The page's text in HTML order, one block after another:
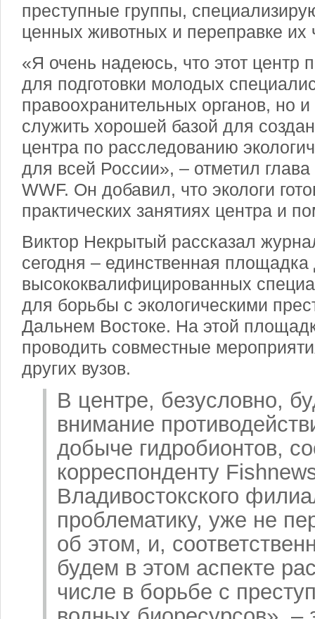
преступные группы,
ценных животных и переправке их
«Я очень надеюсь, что этот центр
для подготовки молодых
правоохранительных органов, но и
служить хорошей базой для
центра по расследованию
для всей России», – отметил
WWF. Он добавил, что экологи
практических занятиях центра и
Виктор Некрытый рассказал
сегодня – единственная площадка
высококвалифицированных
для борьбы с экологическими
Дальнем Востоке. На этой
проводить совместные
других вузов.
В центре, безусловно,
внимание
добыче гидробионтов,
корреспонденту
Владивостокского
проблематику, уже не
об этом, и,
будем в этом аспекте
числе в борьбе с